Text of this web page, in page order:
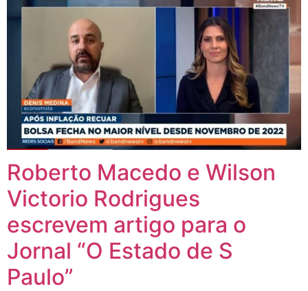
Roberto Macedo e Wilson
Victorio Rodrigues
escrevem artigo para o
Jornal “O Estado de S
Paulo”